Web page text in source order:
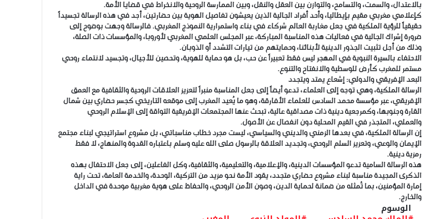
بالاعتدال، والسمت، والتسامح، والتوازن بين العقل والنقل، وبين الممارسة الروحية والانخراط في قضايا الأمة.
كإعلامي مغربي مقيم بإيطاليا، وأحد أفراد الجالية الذين يعيشون تفاصيل الهوية بين حضارتين، أجد في هذه الرسالة تجسيداً
حقيقياً للرؤية الملكية في جعل مغاربة العالم شركاء في بناء واستمرارية النموذج المغربي. فالرسالة وجهت بوضوح إلى
ضرورة إشراك الجالية في فعاليات هذه المناسبة المباركة، عبر المجلس العلمي المغربي لأوروبا، والمؤسسات ذات الصلة،
وذلك من أجل تثبيت الجذور الدينية لأبنائنا، وحمايتهم من تيارات التشدد أو الذوبان.
الاحتفاء بالسيرة النبوية في المهجر ليس فقط تعبيراً عن حب، بل هو حماية للهوية، وتحصين للأجيال، وتجسيد لانتماء روحي
مستمر للمغرب كأرض للوسطية والانفتاح والتنوع.
البعد الإفريقي والدولي: إشعاع يمتد ويتجدد
الرسالة الملكية، وهي توجه إلى العلماء، تدعو أيضاً إلى جعل المناسبة منبراً لتعزيز العلاقات الروحية والثقافية مع العمق
الإفريقي، عبر مؤسسة محمد السادس للعلماء الأفارقة، وهو ما يُعيد المغرب إلى موقعه التاريخي كجسر حضاري بين شمال
القارة وجنوبها، وكمرجعية دينية ذات مصداقية عالية، تبحث عنها المجتمعات الإفريقية التواقة إلى الإسلام الروحي
والعملي، المتجذر في القيم المحلية دون انفصال عن الأصول.
إن الرسالة الملكية، في بعدها الزمني والديني والسياسي، ليست مجرد خطاب مناسباتي، بل مشروع استراتيجي لبناء مجتمع
الإيمان والوعي، وتعزيز السلم الروحي، وتجديد العلاقة بالرسول صلى الله عليه وسلم باعتباره القدوة والمنهاج، لا فقط
رمزية دينية.
هذه الرسالة السامية تدعو المؤسسات الدينية، والإعلامية، والتعليمية، والثقافية، وكل الفاعلين، إلى جعل الاحتفال بهذه
الذكرى المجيدة مناسبة لبناء مشروع حضاري متجدد، يقود الأمة نحو مزيد من التزكية، الوحدة، والخدمة العامة، تحت راية
إمارة المؤمنين، بما تُمثله من ضمانة لحماية الدين، وصون الأمن الروحي، والحفاظ على هوية مغربية موحدة في الداخل
والخارج.
الوسوم